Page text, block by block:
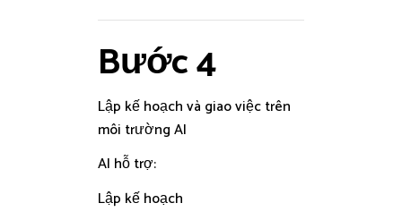
Bước 4
Lập kế hoạch và giao việc trên
môi trường AI
AI hỗ trợ:
Lập kế hoạch